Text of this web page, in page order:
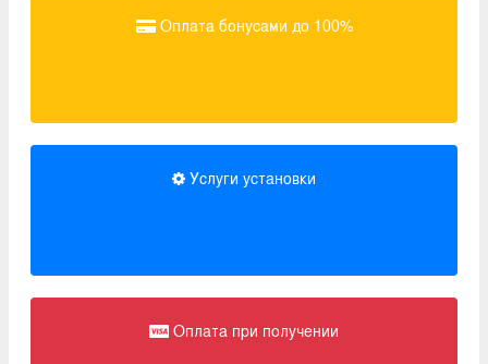
Оплата бонусами до 100%
Услуги установки
Оплата при получении